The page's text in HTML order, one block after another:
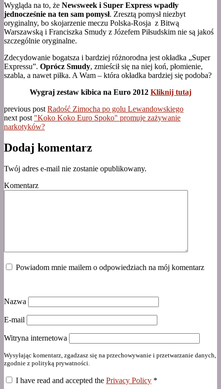
Wygląda na to, że Newsweek i Super Express wpadły
jednocześnie na ten sam pomysł. Zresztą pomysł niezbyt
oryginalny, bo skojarzenie meczu Polska-Rosja z Bitwą
Warszawską i Franciszka Smudy z Józefem Piłsudskim nie są jakoś
szczególnie oryginalne.
Zdecydowanie bogatsza i bardziej różnorodna jest okładka „Super
Expressu”. Oprócz Smudy, zmieścił się na niej koń, płomienie,
szabla, a nawet piłka. A Wam – która okładka bardziej się podoba?
Wygraj zestaw kibica na Euro 2012 Kliknij tutaj
previous post Radość Zimocha po golu Lewandowskiego
next post "Koko Koko Euro Spoko" promuje zażywanie
narkotyków?
Dodaj komentarz
Twój adres e-mail nie zostanie opublikowany.
Komentarz
Powiadom mnie mailem o odpowiedziach na mój komentarz
Nazwa
E-mail
Witryna internetowa
Wysyłając komentarz, zgadzasz się na przechowywanie i przetwarzanie danych,
zgodnie z polityką prywatności.
I have read and accepted the Privacy Policy *